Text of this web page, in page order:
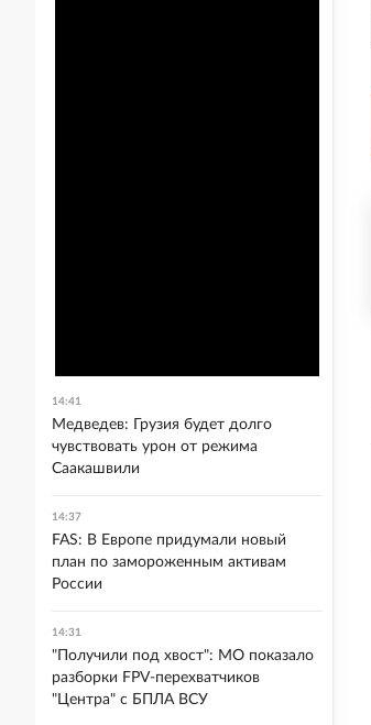
14:41
Медведев: Грузия будет долго
чувствовать урон от режима
Саакашвили
14:37
FAS: В Европе придумали новый
план по замороженным активам
России
14:31
"Получили под хвост": МО показало
разборки FPV-перехватчиков
"Центра" с БПЛА ВСУ